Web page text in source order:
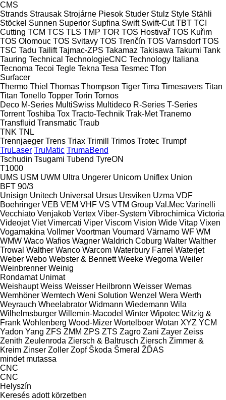
CMS
Strands Strausak Strojárne Piesok Studer Stulz Style Stähli
Stöckel Sunnen Superior Supfina Swift Swift-Cut TBT TCI
Cutting TCM TCS TLS TMP TOR TOS Hostivař TOS Kuřim
TOS Olomouc TOS Svitavy TOS Trenčín TOS Varnsdorf TOS
TSC Tadu Tailift Tajmac-ZPS Takamaz Takisawa Takumi Tank
Tauring Technical TechnologieCNC Technology Italiana
Tecnoma Tecoi Tegle Tekna Tesa Tesmec Tfon
Surfacer
Thermo Thiel Thomas Thompson Tiger Tima Timesavers Titan
Titan Tonello Topper Torin Tornos
Deco M-Series MultiSwiss Multideco R-Series T-Series
Torrent Toshiba Tox Tracto-Technik Trak-Met Tranemo
Transfluid Transmatic Traub
TNK TNL
Trennjaeger Trens Triax Trimill Trimos Trotec Trumpf
TruLaser TruMatic TrumaBend
Tschudin Tsugami Tubend TyreON
T1000
UMS USM UWM Ultra Ungerer Unicorn Uniflex Union
BFT 90/3
Unisign Unitech Universal Ursus Ursviken Uzma VDF
Boehringer VEB VEM VHF VS VTM Group Val.Mec Varinelli
Vecchiato Venjakob Vertex Viber-System Vibrochimica Victoria
Videojet Viet Vimercati Viper Viscom Vision Wide Vitap Vixen
Vogamakina Vollmer Voortman Voumard Värnamo WF WM
WMW Waco Wafios Wagner Waldrich Coburg Walter Walther
Trowal Walther Wanco Warcom Waterbury Farrel Waterjet
Weber Webo Webster & Bennett Weeke Wegoma Weiler
Weinbrenner Weinig
Rondamat Unimat
Weishaupt Weiss Weisser Heilbronn Weisser Wemas
Wemhöner Wemtech Weni Solution Wenzel Wera Werth
Weyrauch Wheelabrator Widmann Wiedemann Wila
Wilhelmsburger Willemin-Macodel Winter Wipotec Witzig &
Frank Wohlenberg Wood-Mizer Wortelboer Wotan XYZ YCM
Yadon Yang ZFS ZMM ZPS ZTS Zagro Zani Zayer Zeiss
Zenith Zeulenroda Ziersch & Baltrusch Ziersch Zimmer &
Kreim Zinser Zoller Zopf Škoda Šmeral ŽĎAS
mindet mutassa
CNC
CNC
Helyszín
Keresés adott körzetben